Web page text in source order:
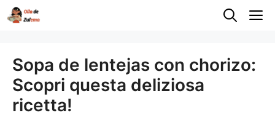
Saltar
Sopa de lentejas con chorizo:
Scopri questa deliziosa
ricetta!